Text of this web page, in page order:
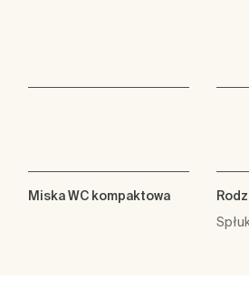
Miska WC kompaktowa